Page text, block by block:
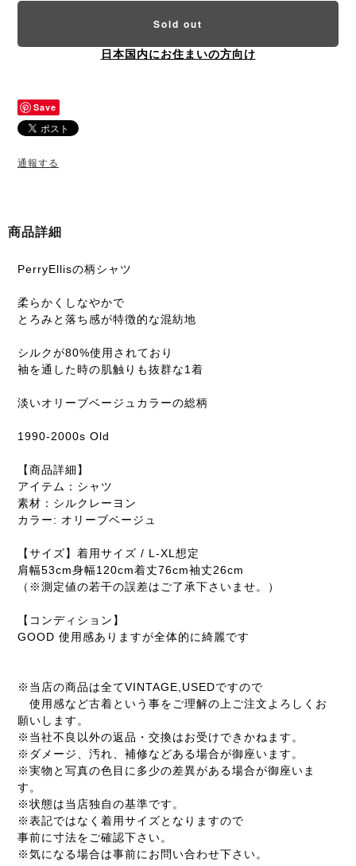
Sold out
日本国内にお住まいの方向け
Save
通報する
商品詳細
PerryEllisの柄シャツ
柔らかくしなやかで
とろみと落ち感が特徴的な混紡地
シルクが80%使用されており
袖を通した時の肌触りも抜群な1着
淡いオリーブベージュカラーの総柄
1990-2000s Old
【商品詳細】
アイテム：シャツ
素材：シルクレーヨン
カラー: オリーブベージュ
【サイズ】着用サイズ / L-XL想定
肩幅53cm身幅120cm着丈76cm袖丈26cm
（※測定値の若干の誤差はご了承下さいませ。）
【コンディション】
GOOD 使用感ありますが全体的に綺麗です
※当店の商品は全てVINTAGE,USEDですので
使用感など古着という事をご理解の上ご注文よろしくお
願いします。
※当社不良以外の返品・交換はお受けできかねます。
※ダメージ、汚れ、補修などある場合が御座います。
※実物と写真の色目に多少の差異がある場合が御座いま
す。
※状態は当店独自の基準です。
※表記ではなく着用サイズとなりますので
事前に寸法をご確認下さい。
※気になる場合は事前にお問い合わせ下さい。